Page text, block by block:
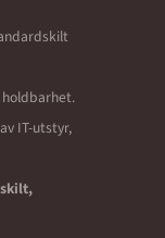
IT-utstyr,